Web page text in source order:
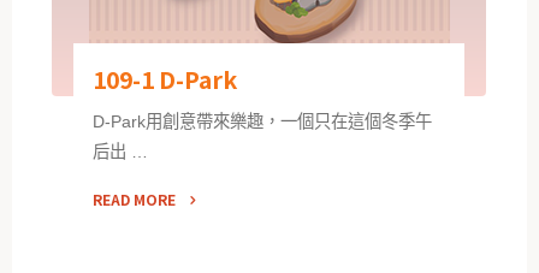
109-1 D-Park
D-Park用創意帶來樂趣，一個只在這個冬季午
后出 …
READ MORE